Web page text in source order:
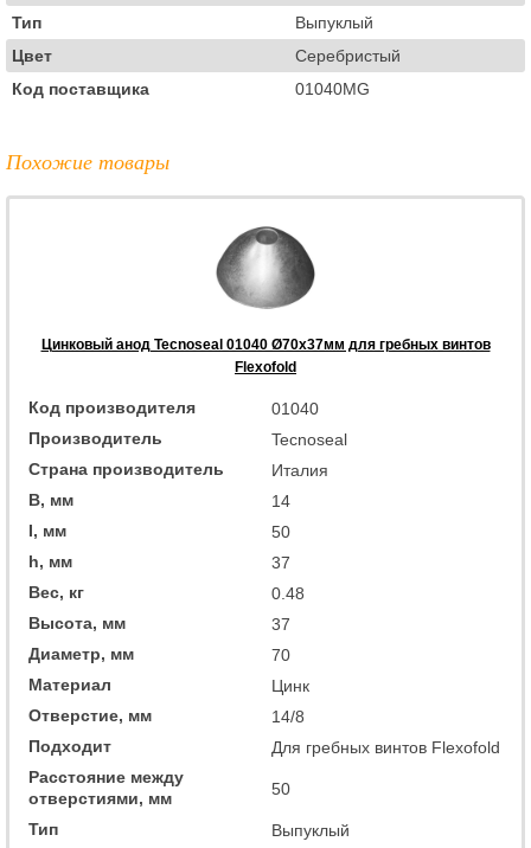
Тип
Выпуклый
Цвет
Серебристый
Код поставщика
01040MG
Похожие товары
Цинковый анод Tecnoseal 01040 Ø70x37мм для гребных винтов
Flexofold
Код производителя
01040
Производитель
Tecnoseal
Страна производитель
Италия
B, мм
14
I, мм
50
h, мм
37
Вес, кг
0.48
Высота, мм
37
Диаметр, мм
70
Материал
Цинк
Отверстие, мм
14/8
Подходит
Для гребных винтов Flexofold
Расстояние между
отверстиями, мм
50
Тип
Выпуклый